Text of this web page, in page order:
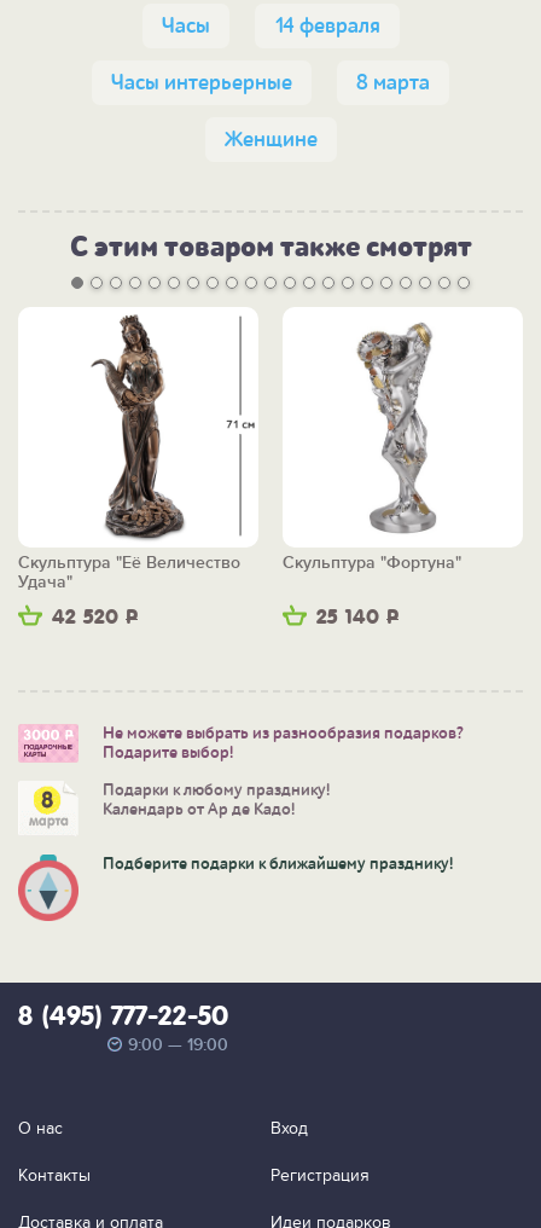
Часы 14 февраля
Часы интерьерные 8 марта
Женщине
С этим товаром также смотрят
42 520 Р
Скульптура "Её Величество
Удача"
25 140 Р
Скульптура "Фортуна"
Не можете выбрать из разнообразия подарков?
Подарите выбор!
Подарки к любому празднику!
Календарь от Ар де Кадо!
Подберите подарки к ближайшему празднику!
8 (495) 777-22-50
9:00 — 19:00
О нас
Контакты
Доставка и оплата
Вход
Регистрация
Идеи подарков